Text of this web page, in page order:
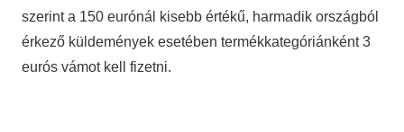
szerint a 150 eurónál kisebb értékű, harmadik országból
érkező küldemények esetében termékkategóriánként 3
eurós vámot kell fizetni.